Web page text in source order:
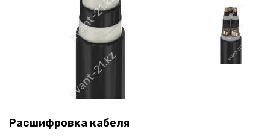
Расшифровка кабеля